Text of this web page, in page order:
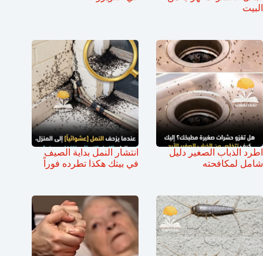
البيت
اطرد الذباب الصغير دليل
شامل لمكافحته
انتشار النمل بداية الصيف
في بيتك هكذا تطرده فوراً